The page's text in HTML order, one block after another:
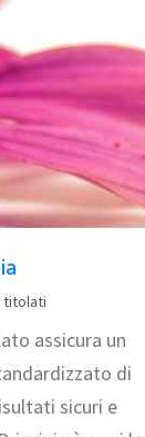
titolati
assicura un
di
sicuri e